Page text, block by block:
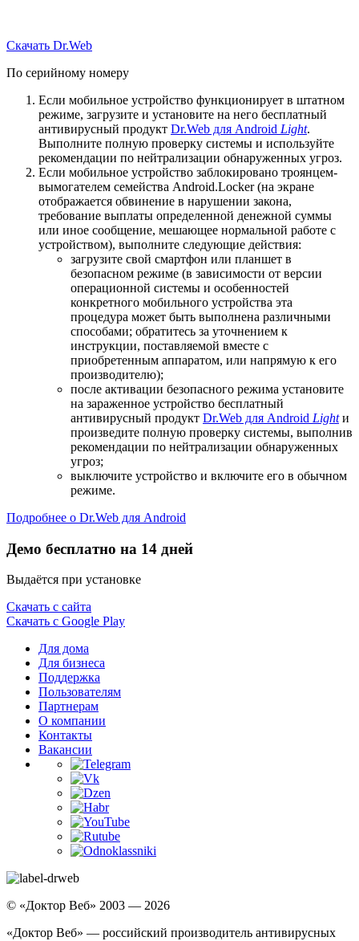
Скачать Dr.Web
По серийному номеру
Если мобильное устройство функционирует в штатном
режиме, загрузите и установите на него бесплатный
антивирусный продукт Dr.Web для Android Light.
Выполните полную проверку системы и используйте
рекомендации по нейтрализации обнаруженных угроз.
Если мобильное устройство заблокировано троянцем-
вымогателем семейства Android.Locker (на экране
отображается обвинение в нарушении закона,
требование выплаты определенной денежной суммы
или иное сообщение, мешающее нормальной работе с
устройством), выполните следующие действия:
загрузите свой смартфон или планшет в
безопасном режиме (в зависимости от версии
операционной системы и особенностей
конкретного мобильного устройства эта
процедура может быть выполнена различными
способами; обратитесь за уточнением к
инструкции, поставляемой вместе с
приобретенным аппаратом, или напрямую к его
производителю);
после активации безопасного режима установите
на зараженное устройство бесплатный
антивирусный продукт Dr.Web для Android Lightи
произведите полную проверку системы, выполнив
рекомендации по нейтрализации обнаруженных
угроз;
выключите устройство и включите его в обычном
режиме.
Подробнее о Dr.Web для Android
Демо бесплатно на 14 дней
Выдаётся при установке
Скачать с сайта
Скачать с Google Play
Для дома
Для бизнеса
Поддержка
Пользователям
Партнерам
О компании
Контакты
Вакансии
© «Доктор Веб» 2003 — 2026
«Доктор Веб» — российский производитель антивирусных